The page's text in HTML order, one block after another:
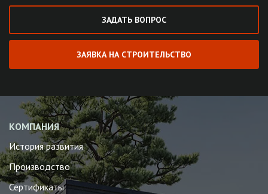
ЗАДАТЬ ВОПРОС
ЗАЯВКА НА СТРОИТЕЛЬСТВО
КОМПАНИЯ
История развития
Производство
Сертификаты